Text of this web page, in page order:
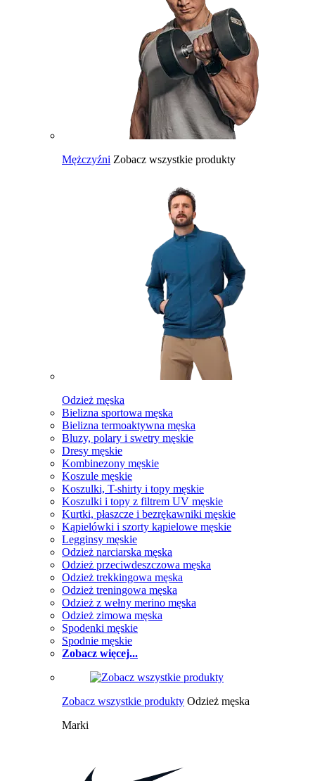
Mężczyźni Zobacz wszystkie produkty
Odzież męska
Bielizna sportowa męska
Bielizna termoaktywna męska
Bluzy, polary i swetry męskie
Dresy męskie
Kombinezony męskie
Koszule męskie
Koszulki, T-shirty i topy męskie
Koszulki i topy z filtrem UV męskie
Kurtki, płaszcze i bezrękawniki męskie
Kąpielówki i szorty kąpielowe męskie
Legginsy męskie
Odzież narciarska męska
Odzież przeciwdeszczowa męska
Odzież trekkingowa męska
Odzież treningowa męska
Odzież z wełny merino męska
Odzież zimowa męska
Spodenki męskie
Spodnie męskie
Zobacz więcej...
Zobacz wszystkie produkty Odzież męska
Marki